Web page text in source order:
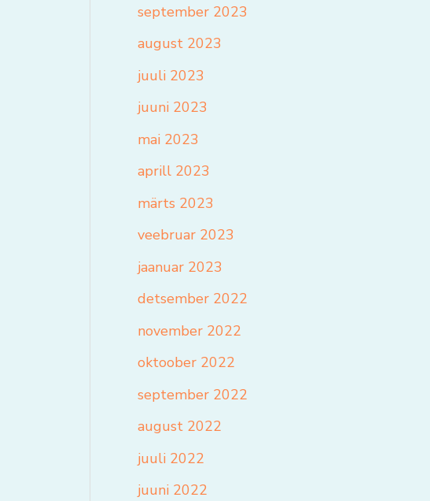
september 2023
august 2023
juuli 2023
juuni 2023
mai 2023
aprill 2023
märts 2023
veebruar 2023
jaanuar 2023
detsember 2022
november 2022
oktoober 2022
september 2022
august 2022
juuli 2022
juuni 2022